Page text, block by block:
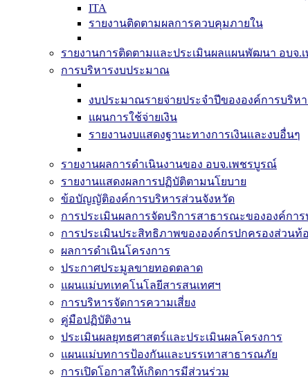
ITA
รายงานติดตามผลการควบคุมภายใน
รายงานการติดตามและประเมินผลแผนพัฒนา อบจ.
การบริหารงบประมาณ
งบประมาณรายจ่ายประจำปีขององค์การบริห
แผนการใช้จ่ายเงิน
รายงานงบแสดงฐานะทางการเงินและงบอื่นๆ
รายงานผลการดำเนินงานของ อบจ.เพชรบูรณ์
รายงานแสดงผลการปฏิบัติตามนโยบาย
ข้อบัญญัติองค์การบริหารส่วนจังหวัด
การประเมินผลการจัดบริการสาธารณะขององค์กา
การประเมินประสิทธิภาพขององค์กรปกครองส่วนท้
ผลการดำเนินโครงการ
ประกาศประมูลขายทอดตลาด
แผนแม่บทเทคโนโลยีสารสนเทศฯ
การบริหารจัดการความเสี่ยง
คู่มือปฏิบัติงาน
ประเมินผลยุทธศาสตร์และประเมินผลโครงการ
แผนแม่บทการป้องกันและบรรเทาสาธารณภัย
การเปิดโอกาสให้เกิดการมีส่วนร่วม